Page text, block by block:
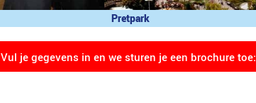
Pretpark
Vul je gegevens in en we sturen je een brochure toe: